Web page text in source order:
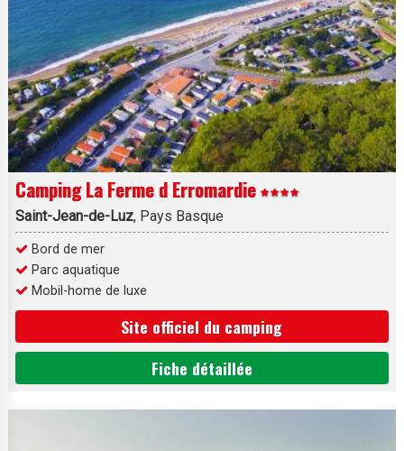
Camping La Ferme d Erromardie
Saint-Jean-de-Luz, Pays Basque
Bord de mer
Parc aquatique
Mobil-home de luxe
Site officiel du camping
Fiche détaillée